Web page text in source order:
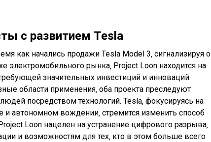
с развитием Tesla
как начались продажи Tesla Model 3‚ сигнализируя о
электромобильного рынка‚ Project Loon находится на
значительных инвестиций и инноваций.
области применения‚ оба проекта преследуют
посредством технологий. Tesla‚ фокусируясь на
и автономном вождении‚ стремится изменить способ
Loon нацелен на устранение цифрового разрыва‚
и возможностям для тех‚ кто в этом больше всего